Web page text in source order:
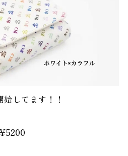
してます！！